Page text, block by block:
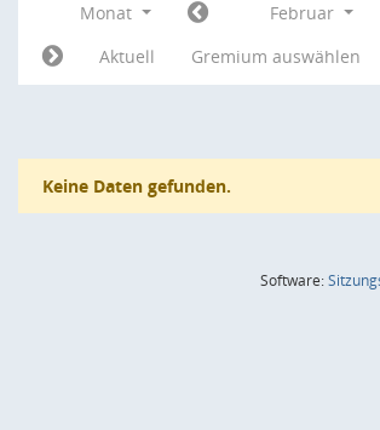
Monat Februar
Aktuell
Gremium auswählen
Keine Daten gefunden.
Software: